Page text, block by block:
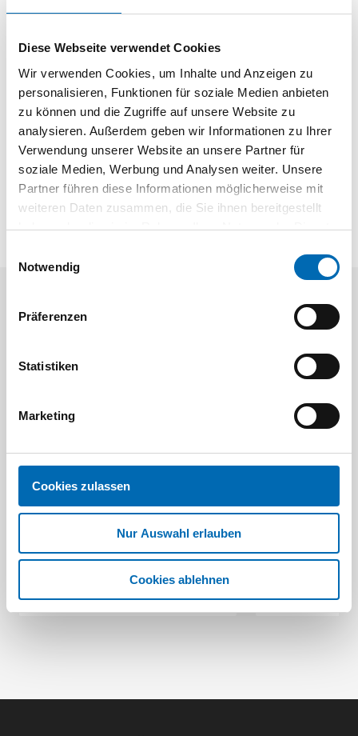
Diese Webseite verwendet Cookies
Wir verwenden Cookies, um Inhalte und Anzeigen zu
personalisieren, Funktionen für soziale Medien anbieten
zu können und die Zugriffe auf unsere Website zu
analysieren. Außerdem geben wir Informationen zu Ihrer
Verwendung unserer Website an unsere Partner für
soziale Medien, Werbung und Analysen weiter. Unsere
Partner führen diese Informationen möglicherweise mit
weiteren Daten zusammen, die Sie ihnen bereitgestellt
haben oder die sie im Rahmen Ihrer Nutzung der Dienste
Notwendig
Präferenzen
Statistiken
Marketing
Cookies zulassen
Nur Auswahl erlauben
Cookies ablehnen
Produktbeschreibung
Zum Stapeln von Schubkästen und Frontauszügen
Kunststoff
Länge 500 mm
Individuell kürzbar
Aktuelle Angebote
Festool
SELFCLEAN Filtersack SC FIS-CT
8 Ausführungen